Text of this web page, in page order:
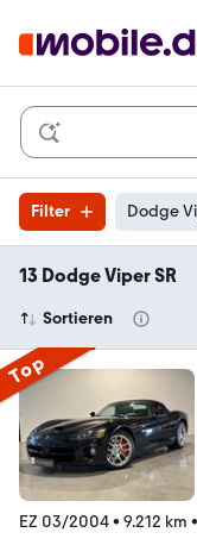
Filter Dodge
13 Dodge Viper SR
Sortieren
Top
EZ 03/2004• 9.212 km •